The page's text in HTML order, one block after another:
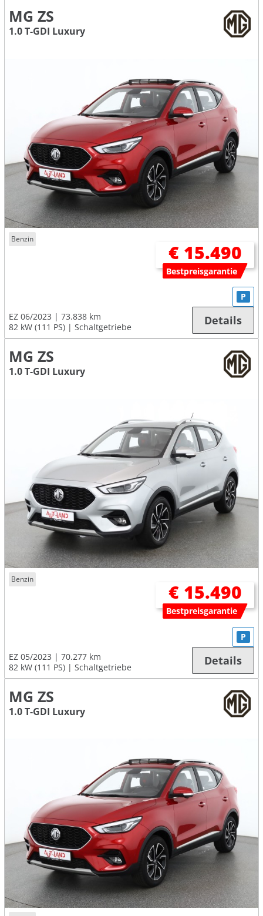
MG ZS
1.0 T-GDI Luxury
Benzin
€ 15.490
Bestpreisgarantie
EZ 06/2023
73.838 km
82 kW (111 PS)
Schaltgetriebe
P
Details
MG ZS
1.0 T-GDI Luxury
Benzin
€ 15.490
Bestpreisgarantie
EZ 05/2023
70.277 km
82 kW (111 PS)
Schaltgetriebe
P
Details
MG ZS
1.0 T-GDI Luxury